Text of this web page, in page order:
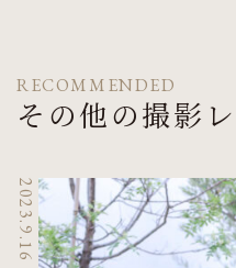
RECOMMENDED
その他の撮影
2023.9.16